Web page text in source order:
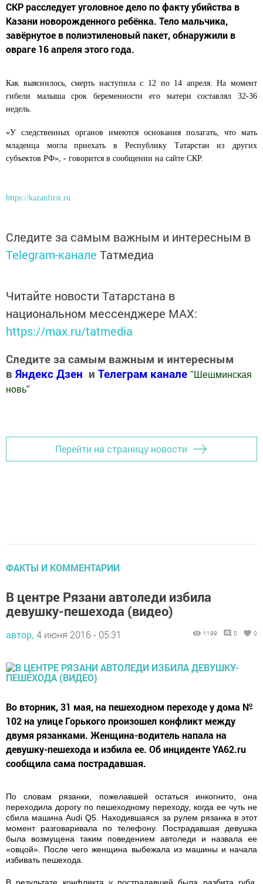
СКР расследует уголовное дело по факту убийства в
Казани новорожденного ребёнка. Тело мальчика,
завёрнутое в полиэтиленовый пакет, обнаружили в
овраге 16 апреля этого года.
Как выяснилось, смерть наступила с 12 по 14 апреля. На момент
гибели малыша срок беременности его матери составлял 32-36
недель.
«У следственных органов имеются основания полагать, что мать
младенца могла приехать в Республику Татарстан из других
субъектов РФ», - говорится в сообщении на сайте СКР.
https://kazanfirst.ru
Следите за самым важным и интересным в
Telegram-канале Татмедиа
Читайте новости Татарстана в
национальном мессенджере MАХ:
https://max.ru/tatmedia
Следите за самым важным и интересным
в Яндекс Дзен и Телеграм канале " Шешминская
новь"
Перейти на страницу новости
ФАКТЫ И КОММЕНТАРИИ
В центре Рязани автоледи избила
девушку-пешехода (видео)
автор, 4 июня 2016 - 05:31 1199 0 0
Во вторник, 31 мая, на пешеходном переходе у дома №
102 на улице Горького произошел конфликт между
двумя рязанками. Женщина-водитель напала на
девушку-пешехода и избила ее. Об инциденте YA62.ru
сообщила сама пострадавшая.
По словам рязанки, пожелавшей остаться инкогнито, она
переходила дорогу по пешеходному переходу, когда ее чуть не
сбила машина Audi Q5. Находившаяся за рулем рязанка в этот
момент разговаривала по телефону. Пострадавшая девушка
была возмущена таким поведением автоледи и назвала ее
«овцой». После чего женщина выбежала из машины и начала
избивать пешехода.
В результате конфликта у пострадавшей была разбита губа,